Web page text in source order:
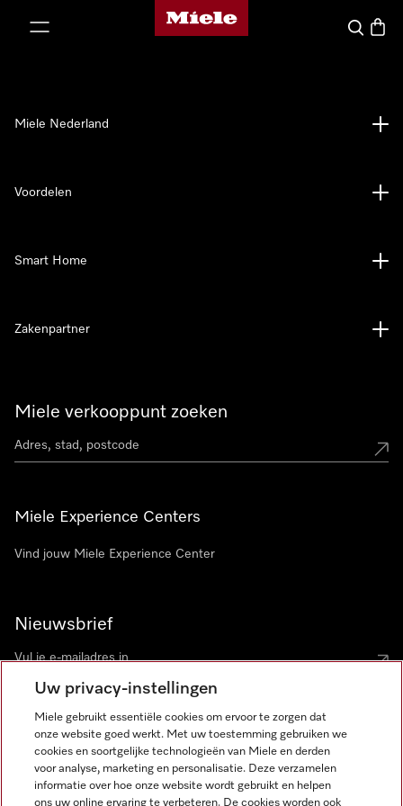
Homepage van Miele
Wat zoek
Miele verkooppunt zoeken
Miele Experience Centers
Vind jouw Miele Experience Center
Nieuwsbrief
Miele Nederland
Voordelen
Smart Home
Zakenpartner
Miele op Instagram
Miele op Facebook
Miele op Youtube
Uw privacy-instellingen
Miele gebruikt essentiële cookies om ervoor te zorgen dat
onze website goed werkt. Met uw toestemming gebruiken we
cookies en soortgelijke technologieën van Miele en derden
voor analyse, marketing en personalisatie. Deze verzamelen
informatie over hoe onze website wordt gebruikt en helpen
ons uw online ervaring te verbeteren. De cookies worden ook